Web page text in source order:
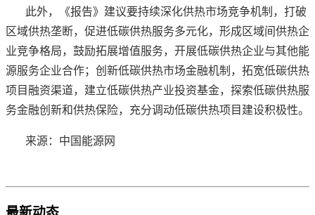
此外，《报告》建议要持续深化供热市场竞争机制，打破
区域供热垄断，促进低碳供热服务多元化，形成区域间供热企
业竞争格局，鼓励拓展增值服务，开展低碳供热企业与其他能
源服务企业合作；创新低碳供热市场金融机制，拓宽低碳供热
项目融资渠道，建立低碳供热产业投资基金，探索低碳供热服
务金融创新和供热保险，充分调动低碳供热项目建设积极性。
来源：中国能源网
最新动态